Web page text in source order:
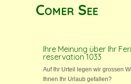
Comer See
Ihre Meinung über Ihr
reservation 1033
Auf Ihr Urteil legen wir grossen
Ihnen Ihr Urlaub gefallen?